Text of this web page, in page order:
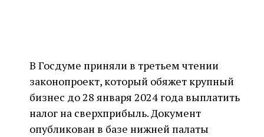
В Госдуме приняли в третьем чтении
законопроект, который обяжет крупный
бизнес до 28 января 2024 года выплатить
налог на сверхприбыль. Документ
опубликован в базе нижней палаты